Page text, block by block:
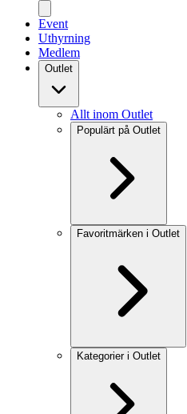
Event
Uthyrning
Medlem
Outlet
Allt inom Outlet
Populärt på Outlet
Favoritmärken i Outlet
Kategorier i Outlet